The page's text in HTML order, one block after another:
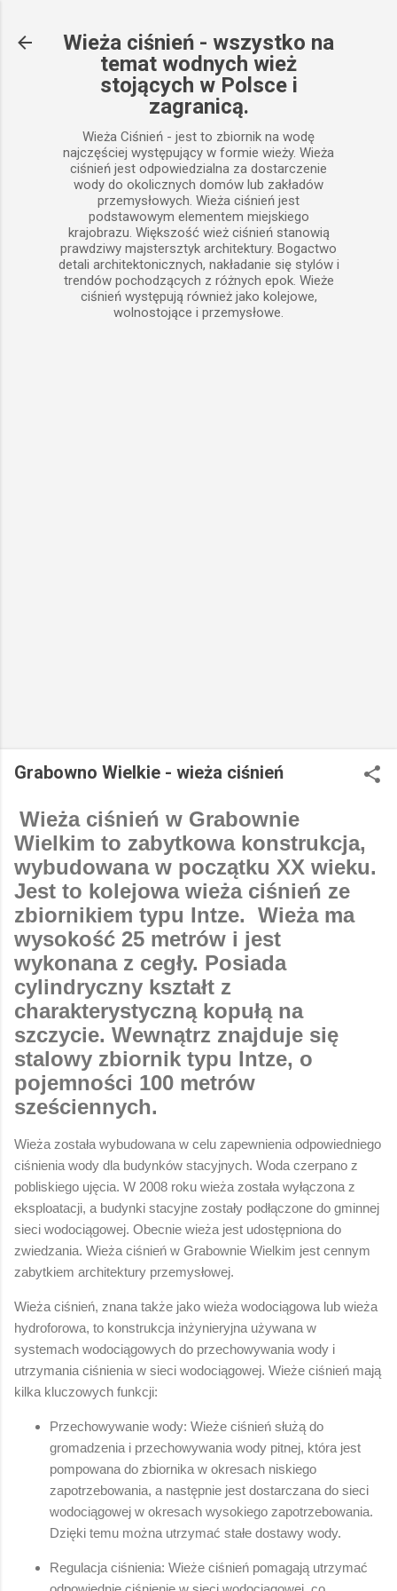
Wieża ciśnień - wszystko na
temat wodnych wież
stojących w Polsce i
zagranicą.
Wieża Ciśnień - jest to zbiornik na wodę
najczęściej występujący w formie wieży. Wieża
ciśnień jest odpowiedzialna za dostarczenie
wody do okolicznych domów lub zakładów
przemysłowych. Wieża ciśnień jest
podstawowym elementem miejskiego
krajobrazu. Większość wież ciśnień stanowią
prawdziwy majstersztyk architektury. Bogactwo
detali architektonicznych, nakładanie się stylów i
trendów pochodzących z różnych epok. Wieże
ciśnień występują również jako kolejowe,
wolnostojące i przemysłowe.
Grabowno Wielkie - wieża ciśnień
Wieża ciśnień w Grabownie
Wielkim to zabytkowa konstrukcja,
wybudowana w początku XX wieku.
Jest to kolejowa wieża ciśnień ze
zbiornikiem typu Intze. Wieża ma
wysokość 25 metrów i jest
wykonana z cegły. Posiada
cylindryczny kształt z
charakterystyczną kopułą na
szczycie. Wewnątrz znajduje się
stalowy zbiornik typu Intze, o
pojemności 100 metrów
sześciennych.
Wieża została wybudowana w celu zapewnienia odpowiedniego
ciśnienia wody dla budynków stacyjnych. Woda czerpano z
pobliskiego ujęcia. W 2008 roku wieża została wyłączona z
eksploatacji, a budynki stacyjne zostały podłączone do gminnej
sieci wodociągowej. Obecnie wieża jest udostępniona do
zwiedzania. Wieża ciśnień w Grabownie Wielkim jest cennym
zabytkiem architektury przemysłowej.
Wieża ciśnień, znana także jako wieża wodociągowa lub wieża
hydroforowa, to konstrukcja inżynieryjna używana w
systemach wodociągowych do przechowywania wody i
utrzymania ciśnienia w sieci wodociągowej. Wieże ciśnień mają
kilka kluczowych funkcji:
Przechowywanie wody: Wieże ciśnień służą do
gromadzenia i przechowywania wody pitnej, która jest
pompowana do zbiornika w okresach niskiego
zapotrzebowania, a następnie jest dostarczana do sieci
wodociągowej w okresach wysokiego zapotrzebowania.
Dzięki temu można utrzymać stałe dostawy wody.
Regulacja ciśnienia: Wieże ciśnień pomagają utrzymać